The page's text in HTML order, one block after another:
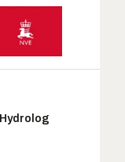
Hydrolog